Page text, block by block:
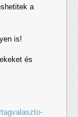
a
is!
és